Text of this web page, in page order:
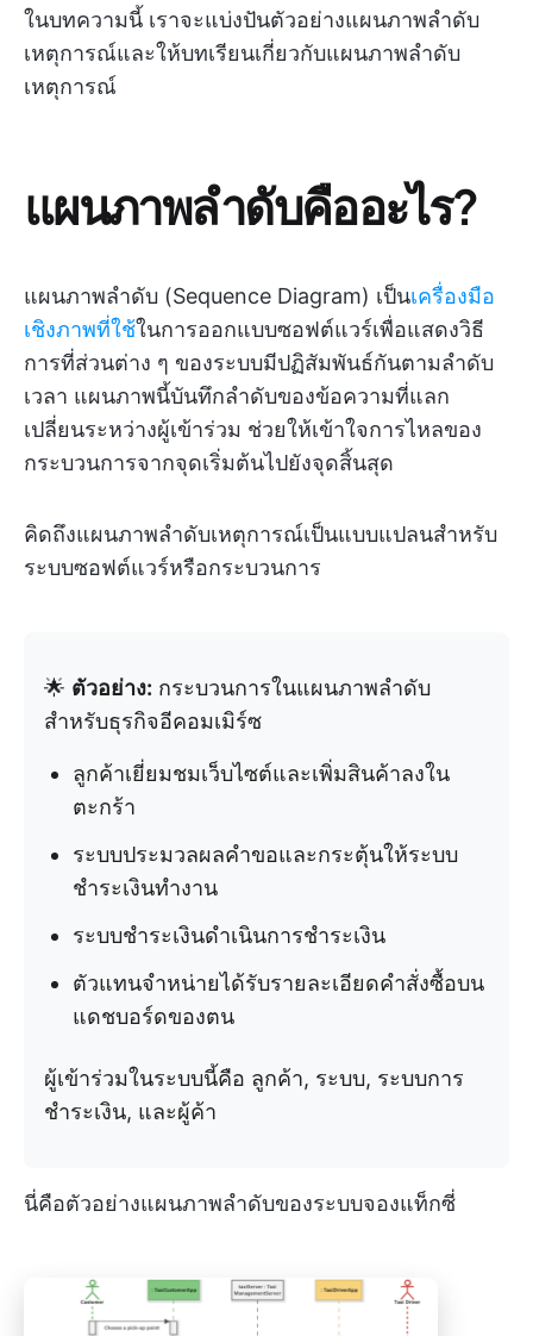
ในบทความนี้ เราจะแบ่งปันตัวอย่างแผนภาพลำดับ
เหตุการณ์และให้บทเรียนเกี่ยวกับแผนภาพลำดับ
เหตุการณ์
แผนภาพลำดับคืออะไร?
แผนภาพลำดับ (Sequence Diagram) เป็นเครื่องมือ
เชิงภาพที่ใช้ในการออกแบบซอฟต์แวร์เพื่อแสดงวิธี
การที่ส่วนต่าง ๆ ของระบบมีปฏิสัมพันธ์กันตามลำดับ
เวลา แผนภาพนี้บันทึกลำดับของข้อความที่แลก
เปลี่ยนระหว่างผู้เข้าร่วม ช่วยให้เข้าใจการไหลของ
กระบวนการจากจุดเริ่มต้นไปยังจุดสิ้นสุด
คิดถึงแผนภาพลำดับเหตุการณ์เป็นแบบแปลนสำหรับ
ระบบซอฟต์แวร์หรือกระบวนการ
🌟 ตัวอย่าง: กระบวนการในแผนภาพลำดับ
สำหรับธุรกิจอีคอมเมิร์ซ
ลูกค้าเยี่ยมชมเว็บไซต์และเพิ่มสินค้าลงใน
ตะกร้า
ระบบประมวลผลคำขอและกระตุ้นให้ระบบ
ชำระเงินทำงาน
ระบบชำระเงินดำเนินการชำระเงิน
ตัวแทนจำหน่ายได้รับรายละเอียดคำสั่งซื้อบน
แดชบอร์ดของตน
ผู้เข้าร่วมในระบบนี้คือ ลูกค้า, ระบบ, ระบบการ
ชำระเงิน, และผู้ค้า
นี่คือตัวอย่างแผนภาพลำดับของระบบจองแท็กซี่